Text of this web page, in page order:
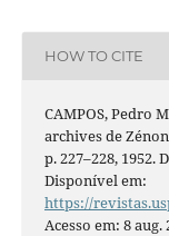
HOW TO CITE
CAMPOS, Pedro
archives de
p. 227–228, 1952.
Disponível em:
https://
Acesso em: 8 aug.